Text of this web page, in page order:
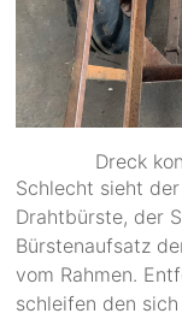
Dreck
Schlecht sieht
Drahtbürste, der
Bürstenaufsatz
vom Rahmen.
schleifen den